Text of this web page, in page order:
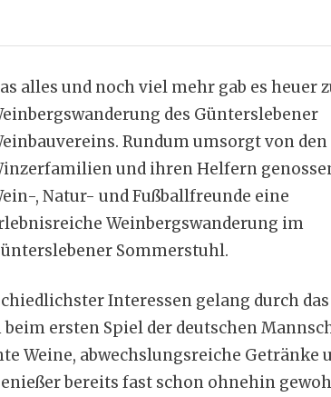
alles und noch viel mehr gab es heuer
des Günterslebener
Rundum umsorgt von den
und ihren Helfern
, Natur- und Fußballfreunde eine
Weinbergswanderung im
Sommerstuhl.
Interessen gelang durch das
ersten Spiel der deutschen
Weine, abwechslungsreiche Getränke
bereits fast schon ohnehin